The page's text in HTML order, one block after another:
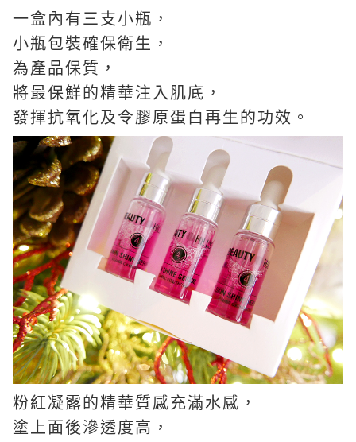
一盒內有三支小瓶，
小瓶包裝確保衛生，
為產品保質，
將最保鮮的精華注入肌底，
發揮抗氧化及令膠原蛋白再生的功效。
粉紅凝露的精華質感充滿水感，
塗上面後滲透度高，